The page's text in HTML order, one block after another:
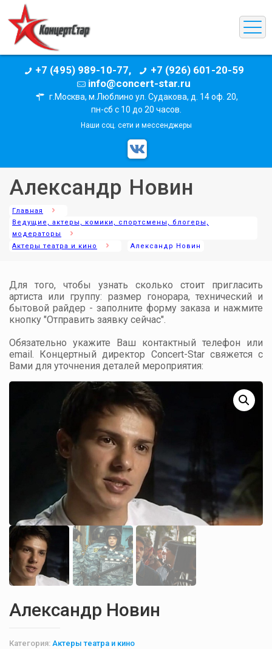
+7 (495) 989-10-77,
+7 (926) 601-20-59
info@concert-star.ru
г.Москва, м.Люблино ул. Судакова, д. 14 оф. 20,
пн-сб с 10 до 20 часов.
Наши соц. сети и мессенджеры
Александр Новин
Главная
Ведущие, актеры, комики, спортсмены, блогеры,
модераторы
Актеры театра и кино
Александр Новин
Для того, чтобы узнать сколько стоит пригласить
артиста или группу: размер гонорара, технический и
бытовой райдер - заполните форму заказа и нажмите
кнопку "Отправить заявку сейчас".
Обязательно укажите Ваш контактный телефон или
email. Концертный директор Concert-Star свяжется с
Вами для уточнения деталей мероприятия:
Александр Новин
Категория: Актеры театра и кино